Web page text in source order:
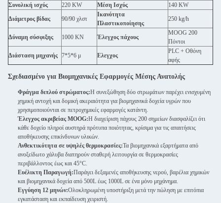
Συνολική ισχύς
220 KW Μέση Ισχύς
140 KW
Διάμετρος βίδας
90/90 χλστ
Ικανότητα
Πλαστικοποίησης
250 kg/h
Δύναμη σύσφιξης 1000 KN Έλεγχος πάχους
MOOG 200
Πόντοι
Διάσταση μηχανής 7*5*6 μ Ελεγχος
PLC + Οθόνη
αφής
Σχεδιασμένο για Βιομηχανικές Εφαρμογές Μέσης Ανατολής
Φράγμα διπλού στρώματος:Η συνεξώθηση δύο στρωμάτων παρέχει ενισχυμένη
χημική αντοχή και δομική ακεραιότητα για βιομηχανικά δοχεία υγρών που
χρησιμοποιούνται σε πετροχημικές εφαρμογές κατάντη.
Έλεγχος ακριβείας MOOG:Η διαχείριση πάχους 200 σημείων διασφαλίζει ότι
κάθε δοχείο πληροί αυστηρά πρότυπα ποιότητας, κρίσιμα για τις απαιτήσεις
αποθήκευσης επικίνδυνων υλικών.
Ανθεκτικότητα σε υψηλές θερμοκρασίες:Τα βιομηχανικά εξαρτήματα από
ανοξείδωτο χάλυβα διατηρούν σταθερή λειτουργία σε θερμοκρασίες
περιβάλλοντος έως και 45°C.
Ευέλικτη Παραγωγή:Παράγει δεξαμενές αποθήκευσης νερού, βαρέλια χημικών
και βιομηχανικά δοχεία από 500L έως 1000L σε ένα μόνο μηχάνημα.
Εγγύηση 12 μηνών:Ολοκληρωμένη υποστήριξη μετά την πώληση με επιτόπια
εγκατάσταση και εκπαίδευση χειριστή.